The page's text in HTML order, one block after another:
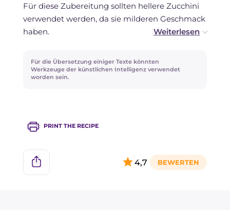
Für diese Zubereitung sollten hellere Zucchini
verwendet werden, da sie milderen Geschmack
haben.
Alternativ zur Reibe können Sie die Zucchini
mit dem Messer klein schneiden und im Mixer
Für die Übersetzung einiger Texte könnten
Werkzeuge der künstlichen Intelligenz verwendet
worden sein.
PRINT THE RECIPE
4,7